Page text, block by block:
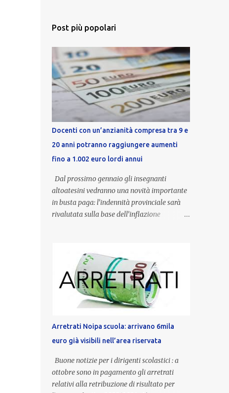
Post più popolari
Docenti con un’anzianità compresa tra 9 e
20 anni potranno raggiungere aumenti
fino a 1.002 euro lordi annui
Dal prossimo gennaio gli insegnanti
altoatesini vedranno una novità importante
in busta paga: l’indennità provinciale sarà
rivalutata sulla base dell’inflazione
un’anzianità compresa tra 9 e 20 anni
potranno raggiungere fino a 1.002 euro lordi
annui. Il nuovo contratto provinciale
introduce inoltre un congedo speciale
dedicato alle donne vittime di violenza di
genere, in linea con la normativa nazionale e
con l’obiettivo di offrire maggiore tutela e
supporto in situazioni delicate. L’indennità
provinciale per i docenti è un unicum in
Italia: si tratta di una misura esclusiva della
Provincia autonoma di Bolzano, che integra
Arretrati Noipa scuola: arrivano 6mila
euro già visibili nell’area riservata
Buone notizie per i dirigenti scolastici : a
ottobre sono in pagamento gli arretrati
relativi alla retribuzione di risultato per